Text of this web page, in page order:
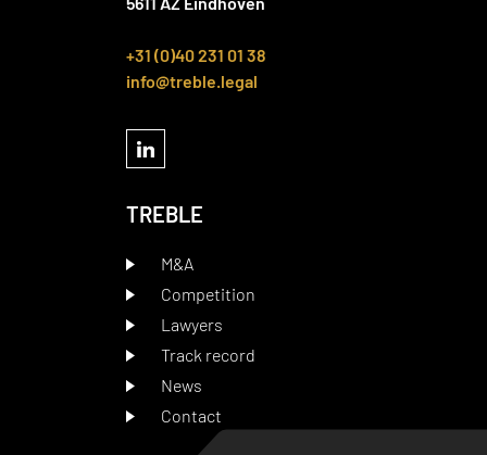
+31 (0)40 231 01 38
info@treble.legal
TREBLE
M&A
Competition
Lawyers
Track record
News
Contact